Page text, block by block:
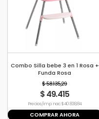
Combo Silla bebe 3 en 1 Rosa +
Funda Rosa
$ 58.135,29
$ 49.415
Precio s/imp. nac. $ 40.838,84
COMPRAR AHORA